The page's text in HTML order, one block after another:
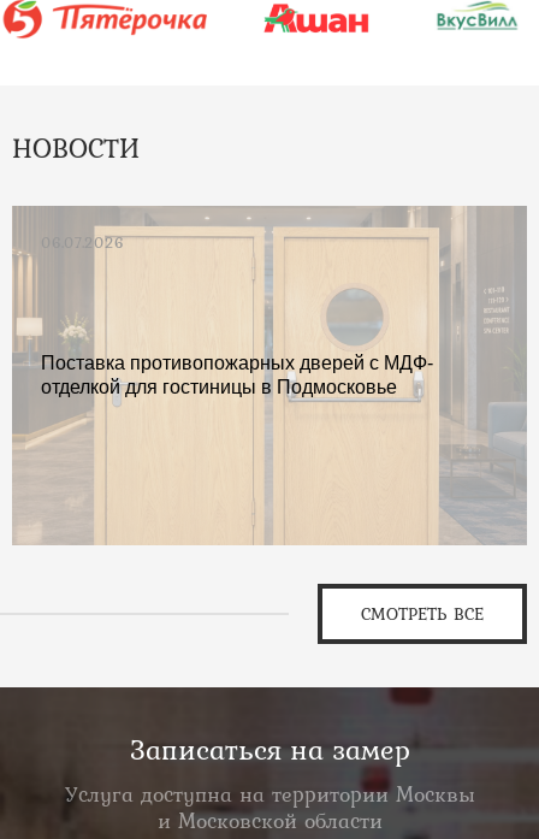
НОВОСТИ
06.07.2026
Поставка противопожарных дверей с МДФ-
отделкой для гостиницы в Подмосковье
СМОТРЕТЬ ВСЕ
Записаться на замер
Услуга доступна на территории Москвы
и Московской области